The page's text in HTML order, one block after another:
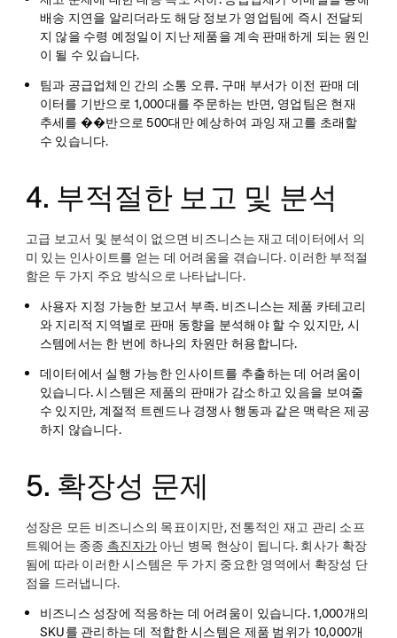
배송 지연을 알리더라도 해당 정보가 영업팀에 즉시 전달되
지 않을 수령 예정일이 지난 제품을 계속 판매하게 되는 원인
이 될 수 있습니다.
팀과 공급업체인 간의 소통 오류. 구매 부서가 이전 판매 데
이터를 기반으로 1,000대를 주문하는 반면, 영업팀은 현재
추세를 ��반으로 500대만 예상하여 과잉 재고를 초래할
수 있습니다.
4. 부적절한 보고 및 분석
고급 보고서 및 분석이 없으면 비즈니스는 재고 데이터에서 의
미 있는 인사이트를 얻는 데 어려움을 겪습니다. 이러한 부적절
함은 두 가지 주요 방식으로 나타납니다.
사용자 지정 가능한 보고서 부족. 비즈니스는 제품 카테고리
와 지리적 지역별로 판매 동향을 분석해야 할 수 있지만, 시
스템에서는 한 번에 하나의 차원만 허용합니다.
데이터에서 실행 가능한 인사이트를 추출하는 데 어려움이
있습니다.시스템은 제품의 판매가 감소하고 있음을 보여줄
수 있지만, 계절적 트렌드나 경쟁사 행동과 같은 맥락은 제공
하지 않습니다.
5. 확장성 문제
성장은 모든 비즈니스의 목표이지만, 전통적인 재고 관리 소프
트웨어는 종종 촉진자가아닌 병목 현상이 됩니다. 회사가 확장
됨에 따라 이러한 시스템은 두 가지 중요한 영역에서 확장성 단
점을 드러냅니다.
비즈니스 성장에 적응하는 데 어려움이 있습니다.1,000개의
SKU를 관리하는 데 적합한 시스템은 제품 범위가 10,000개